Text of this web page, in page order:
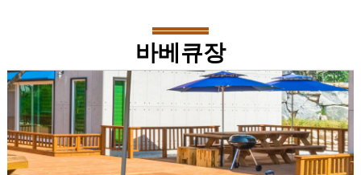
바베큐장